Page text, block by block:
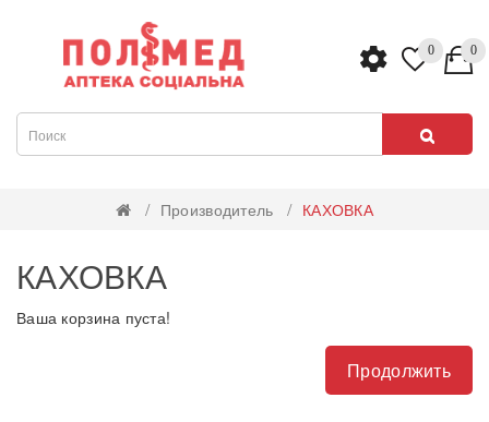
0 0
Производитель КАХОВКА
КАХОВКА
Ваша корзина пуста!
Продолжить